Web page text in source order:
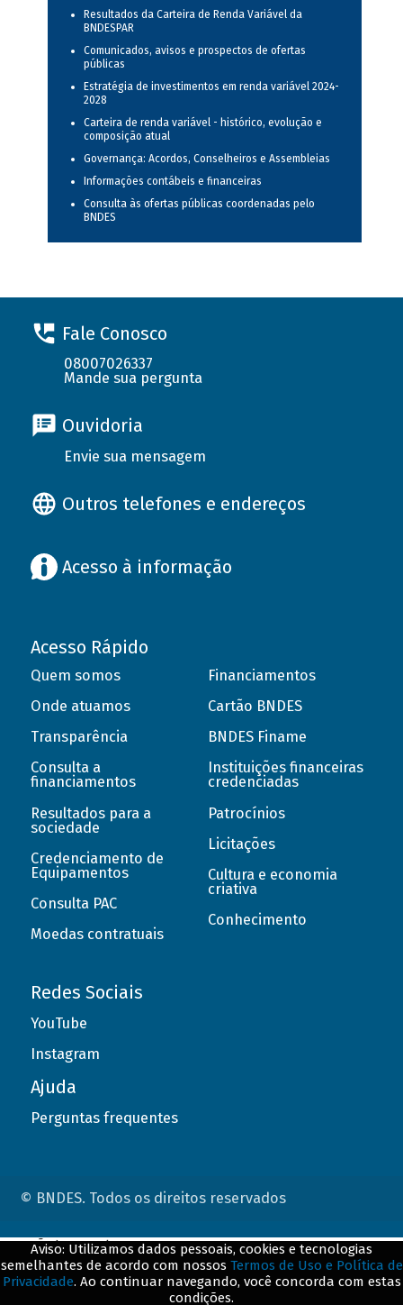
Resultados da Carteira de Renda Variável da
BNDESPAR
Comunicados, avisos e prospectos de ofertas
públicas
Estratégia de investimentos em renda variável 2024-
2028
Carteira de renda variável - histórico, evolução e
composição atual
Governança: Acordos, Conselheiros e Assembleias
Informações contábeis e financeiras
Consulta às ofertas públicas coordenadas pelo
BNDES
Fale Conosco
08007026337
Mande sua pergunta
Ouvidoria
Envie sua mensagem
Outros telefones e endereços
Acesso à informação
Acesso Rápido
Quem somos
Onde atuamos
Transparência
Consulta a
financiamentos
Resultados para a
sociedade
Credenciamento de
Equipamentos
Consulta PAC
Moedas contratuais
Financiamentos
Cartão BNDES
BNDES Finame
Instituições financeiras
credenciadas
Patrocínios
Licitações
Cultura e economia
criativa
Conhecimento
Redes Sociais
YouTube
Instagram
Ajuda
Perguntas frequentes
© BNDES. Todos os direitos reservados
Aviso: Utilizamos dados pessoais, cookies e tecnologias
semelhantes de acordo com nossos Termos de Uso e Política de
Privacidade. Ao continuar navegando, você concorda com estas
condições.
ConteÃºdo complementar
${title}${badge}